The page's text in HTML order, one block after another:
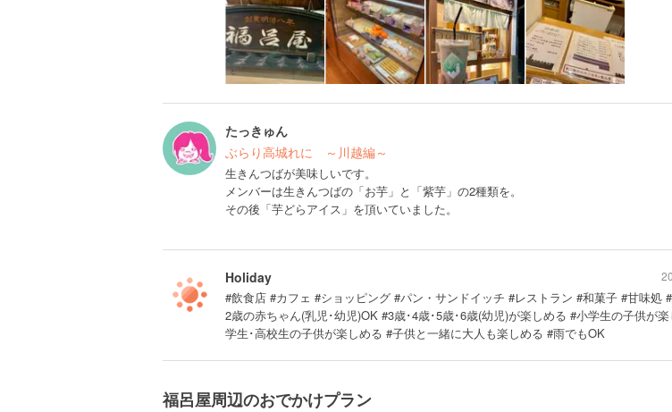
たっきゅん
ぶらり高城れに ～川越編～
生きんつばが美味しいです。
メンバーは生きんつばの「お芋」と「紫芋」の2種類を。
その後「芋どらアイス」を頂いていました。
Holiday
#飲食店 #カフェ #ショッピング #パン・サンドイッチ #レストラン #和菓子 #甘味処
2歳の赤ちゃん(乳児･幼児)OK #3歳･4歳･5歳･6歳(幼児)が楽しめる #小学生の子供が
学生･高校生の子供が楽しめる #子供と一緒に大人も楽しめる #雨でもOK
福呂屋周辺のおでかけプラン